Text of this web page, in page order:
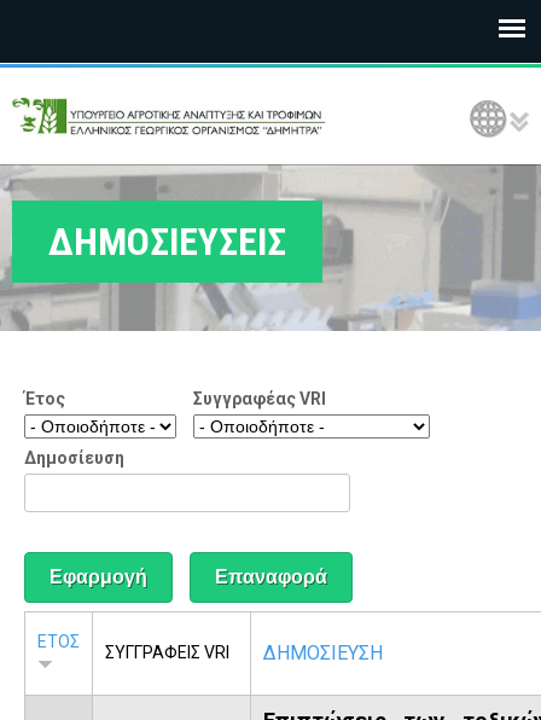
Ε
Λ
Γ
Δ
Η
Μ
Η
Τ
Ρ
Α
Language Selection
ΔΗΜΟΣΙΕΥΣΕΙΣ
Έτος Συγγραφέας VRI
Δημοσίευση
ΕΤΟΣ
ΣΥΓΓΡΑΦΕΙΣ VRI ΔΗΜΟΣΙΕΥΣΗ